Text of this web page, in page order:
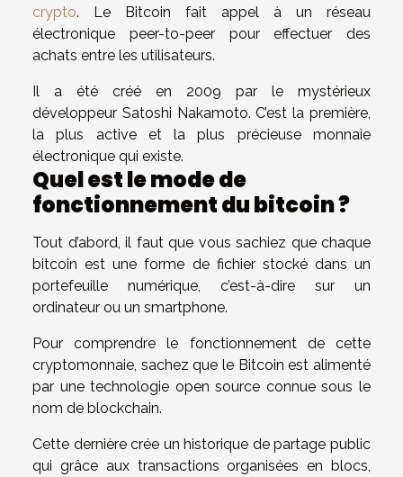
crypto. Le Bitcoin fait appel à un réseau
électronique peer-to-peer pour effectuer des
achats entre les utilisateurs.
Il a été créé en 2009 par le mystérieux
développeur Satoshi Nakamoto. C’est la première,
la plus active et la plus précieuse monnaie
électronique qui existe.
Quel est le mode de
fonctionnement du bitcoin ?
Tout d’abord, il faut que vous sachiez que chaque
bitcoin est une forme de fichier stocké dans un
portefeuille numérique, c’est-à-dire sur un
ordinateur ou un smartphone.
Pour comprendre le fonctionnement de cette
cryptomonnaie, sachez que le Bitcoin est alimenté
par une technologie open source connue sous le
nom de blockchain.
Cette dernière crée un historique de partage public
qui grâce aux transactions organisées en blocs,